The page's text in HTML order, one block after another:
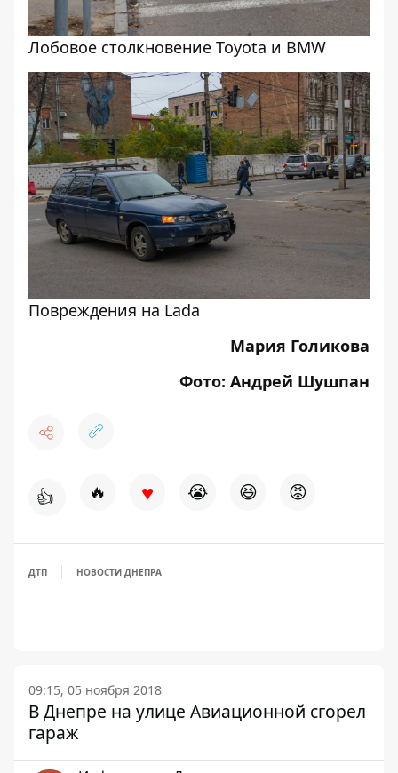
Лобовое столкновение Toyota и BMW
Повреждения на Lada
Мария Голикова
Фото: Андрей Шушпан
👍 🔥 ♥ 😭 😆 😡
ДТП НОВОСТИ ДНЕПРА
09:15, 05 ноября 2018
В Днепре на улице Авиационной сгорел
гараж